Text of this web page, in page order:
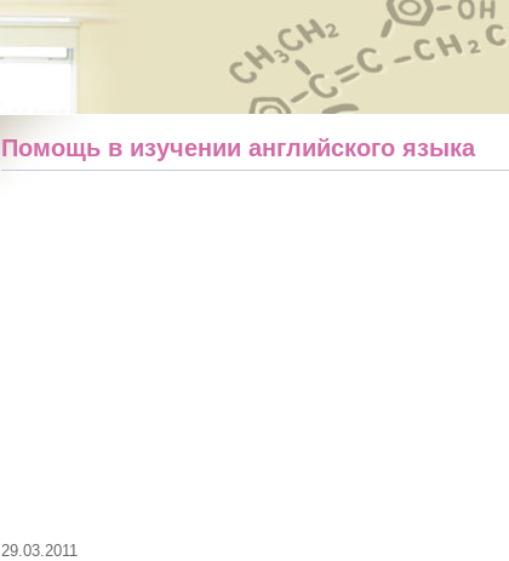
Помощь в изучении английского языка
29.03.2011